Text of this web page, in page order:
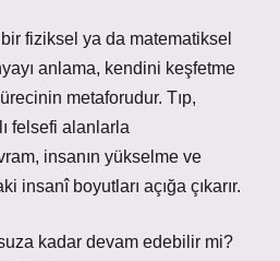
fiziksel ya da matematiksel
anlama, kendini keşfetme
metaforudur. Tıp,
felsefi alanlarla
insanın yükselme ve
insanî boyutları açığa çıkarır.
kadar devam edebilir mi?